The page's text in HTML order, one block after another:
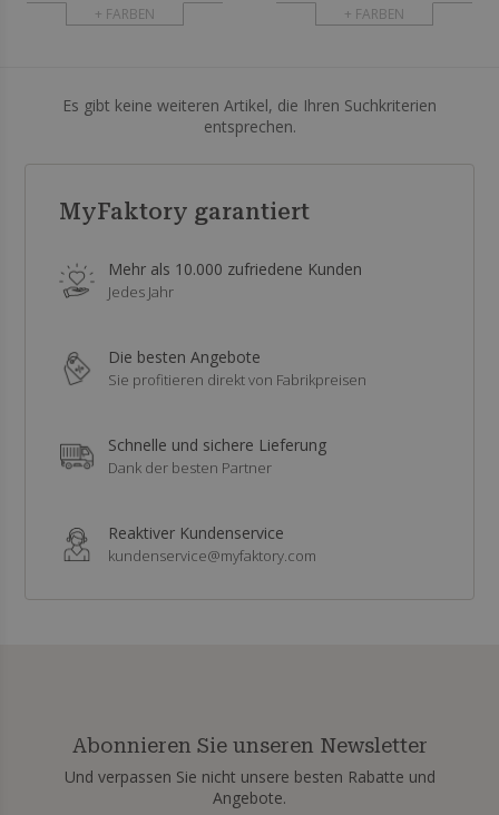
+ FARBEN + FARBEN
Es gibt keine weiteren Artikel, die Ihren Suchkriterien
entsprechen.
MyFaktory garantiert
Mehr als 10.000 zufriedene Kunden
Jedes Jahr
Die besten Angebote
Sie profitieren direkt von Fabrikpreisen
Schnelle und sichere Lieferung
Dank der besten Partner
Reaktiver Kundenservice
kundenservice@myfaktory.com
Abonnieren Sie unseren Newsletter
Und verpassen Sie nicht unsere besten Rabatte und
Angebote.